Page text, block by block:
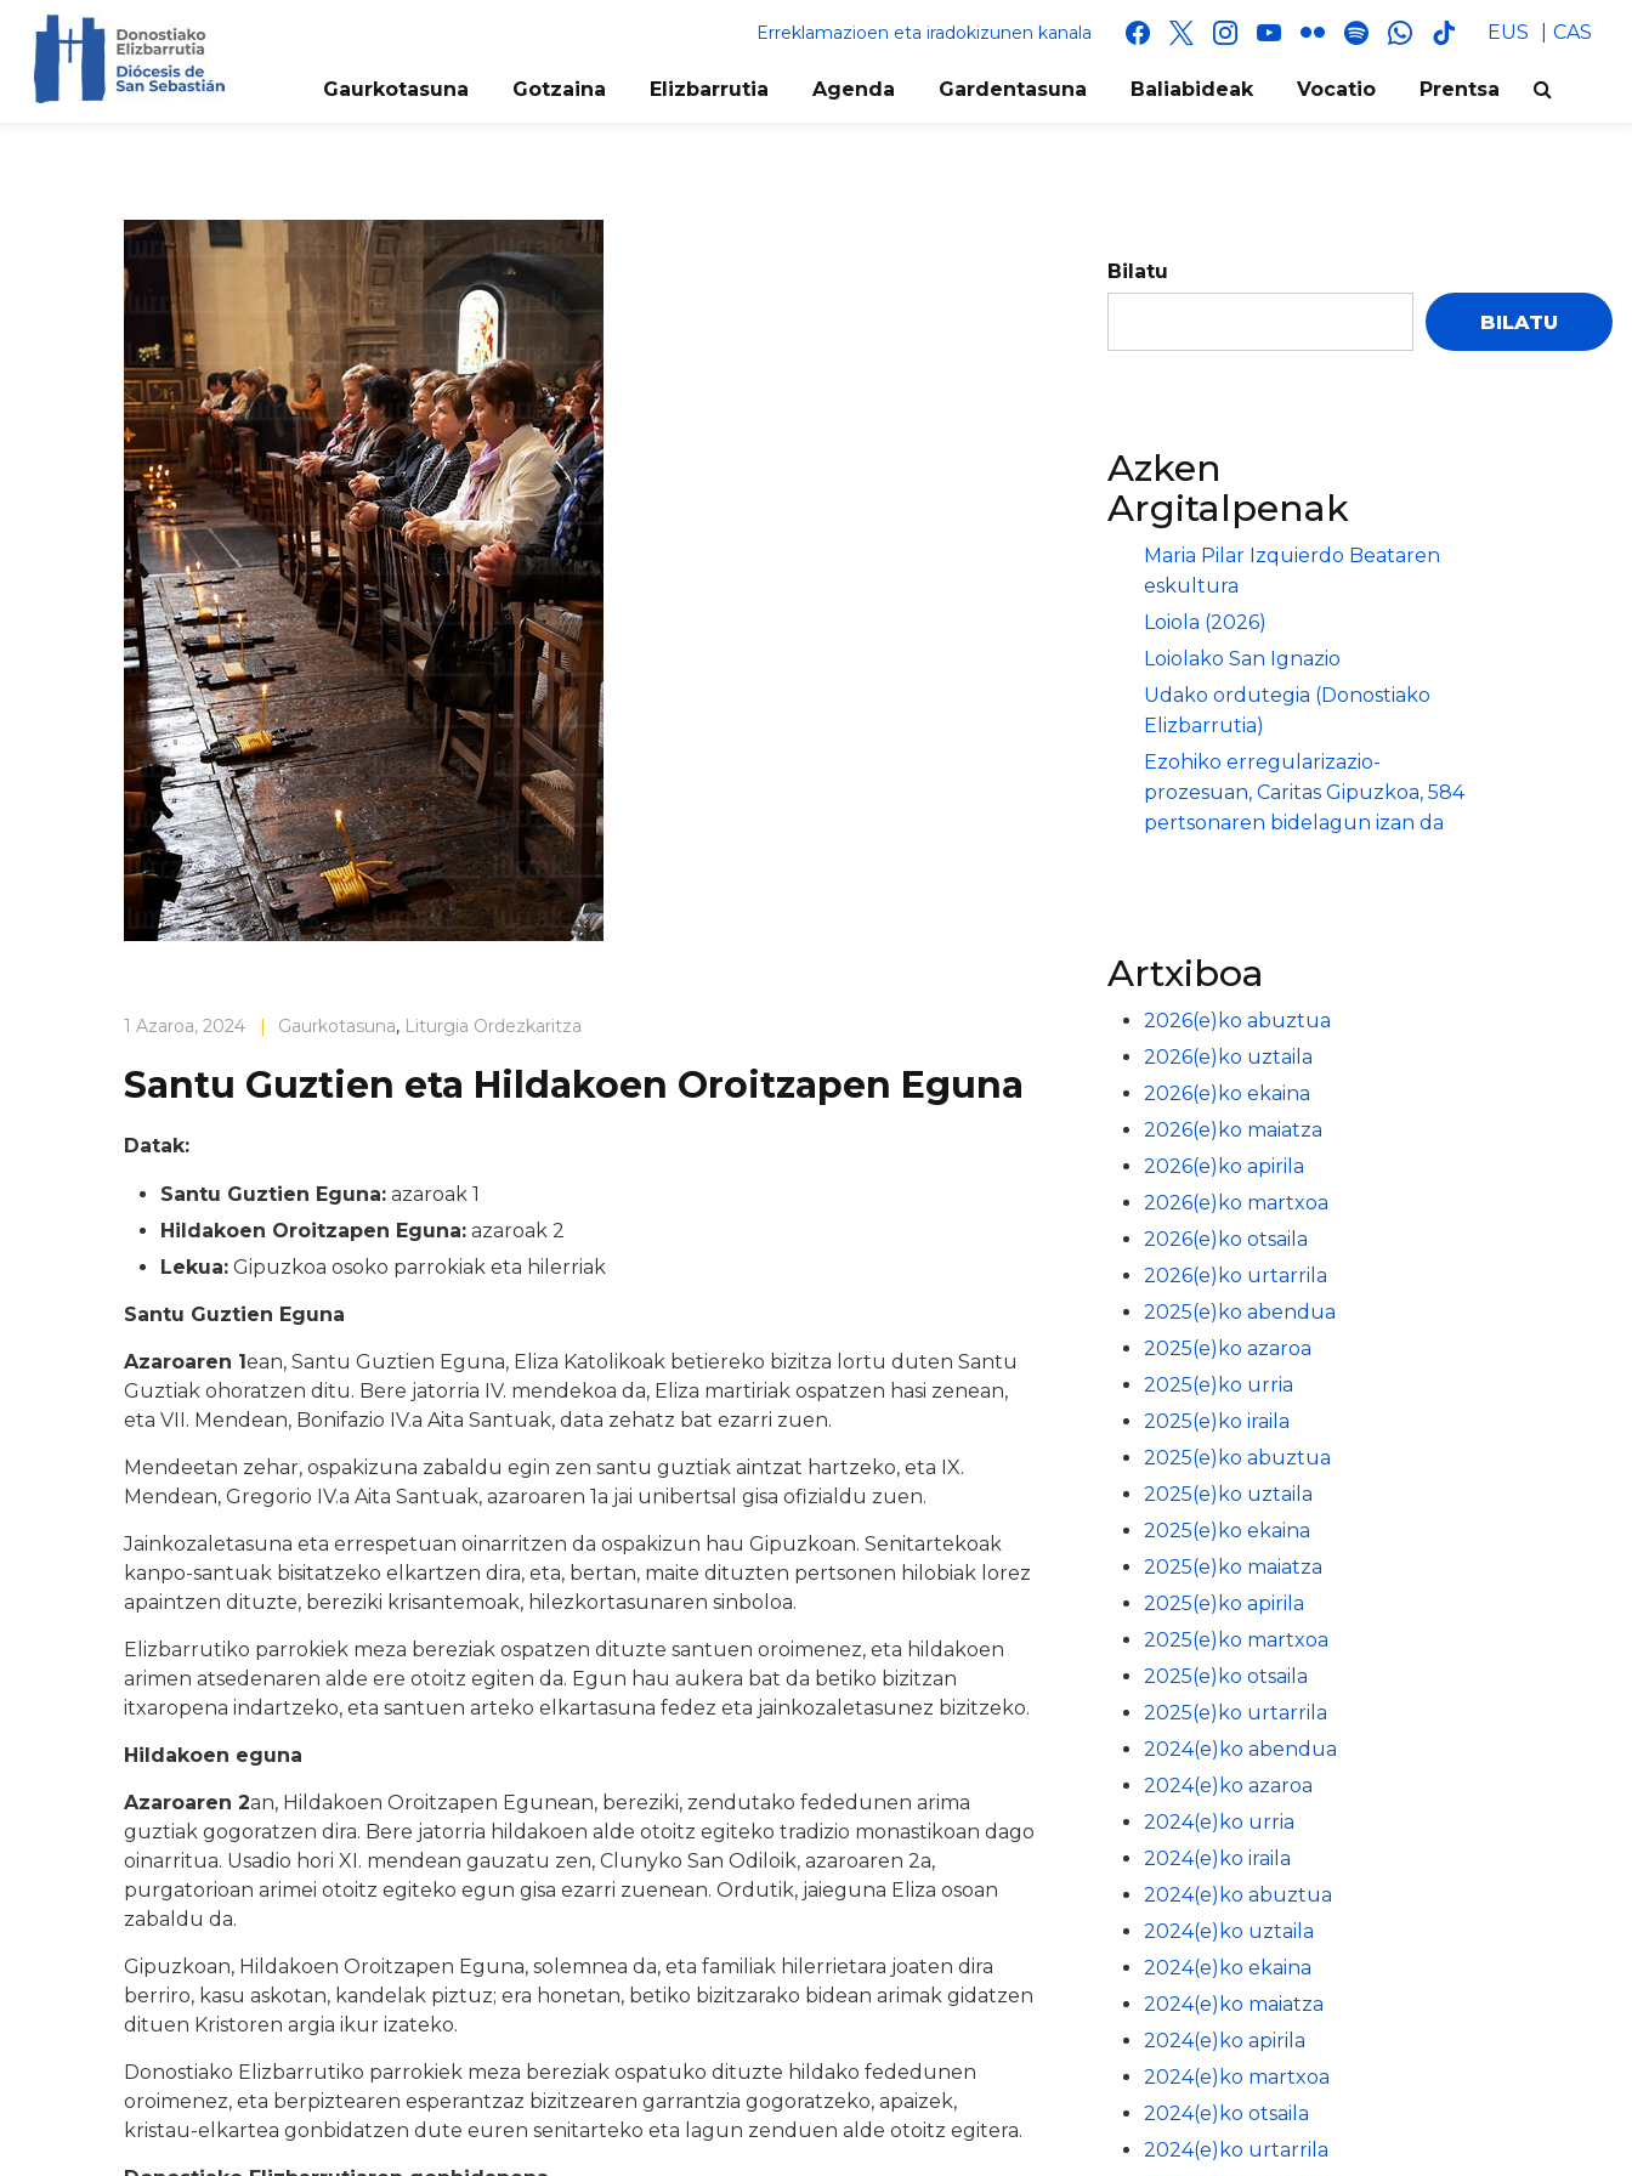
Erreklamazioen eta iradokizunen kanala facebook
x instagram
youtube
flickr spotifywhatsapp
tik
EUS CAS
Gaurkotasuna Gotzaina Elizbarrutia Agenda Gardentasuna Baliabideak Vocatio Prentsa
1 Azaroa, 2024 | Gaurkotasuna, Liturgia Ordezkaritza
Santu Guztien eta Hildakoen Oroitzapen Eguna
Datak:
Santu Guztien Eguna: azaroak 1
Hildakoen Oroitzapen Eguna: azaroak 2
Lekua: Gipuzkoa osoko parrokiak eta hilerriak
Santu Guztien Eguna
Azaroaren 1ean, Santu Guztien Eguna, Eliza Katolikoak betiereko bizitza lortu duten Santu
Guztiak ohoratzen ditu. Bere jatorria IV. mendekoa da, Eliza martiriak ospatzen hasi zenean,
eta VII. Mendean, Bonifazio IV.a Aita Santuak, data zehatz bat ezarri zuen.
Mendeetan zehar, ospakizuna zabaldu egin zen santu guztiak aintzat hartzeko, eta IX.
Mendean, Gregorio IV.a Aita Santuak, azaroaren 1a jai unibertsal gisa ofizialdu zuen.
Jainkozaletasuna eta errespetuan oinarritzen da ospakizun hau Gipuzkoan. Senitartekoak
kanpo-santuak bisitatzeko elkartzen dira, eta, bertan, maite dituzten pertsonen hilobiak lorez
apaintzen dituzte, bereziki krisantemoak, hilezkortasunaren sinboloa.
Elizbarrutiko parrokiek meza bereziak ospatzen dituzte santuen oroimenez, eta hildakoen
arimen atsedenaren alde ere otoitz egiten da. Egun hau aukera bat da betiko bizitzan
itxaropena indartzeko, eta santuen arteko elkartasuna fedez eta jainkozaletasunez bizitzeko.
Hildakoen eguna
Azaroaren 2an, Hildakoen Oroitzapen Egunean, bereziki, zendutako fededunen arima
guztiak gogoratzen dira. Bere jatorria hildakoen alde otoitz egiteko tradizio monastikoan dago
oinarritua. Usadio hori XI. mendean gauzatu zen, Clunyko San Odiloik, azaroaren 2a,
purgatorioan arimei otoitz egiteko egun gisa ezarri zuenean. Ordutik, jaieguna Eliza osoan
zabaldu da.
Gipuzkoan, Hildakoen Oroitzapen Eguna, solemnea da, eta familiak hilerrietara joaten dira
berriro, kasu askotan, kandelak piztuz; era honetan, betiko bizitzarako bidean arimak gidatzen
dituen Kristoren argia ikur izateko.
Donostiako Elizbarrutiko parrokiek meza bereziak ospatuko dituzte hildako fededunen
oroimenez, eta berpiztearen esperantzaz bizitzearen garrantzia gogoratzeko, apaizek,
kristau-elkartea gonbidatzen dute euren senitarteko eta lagun zenduen alde otoitz egitera.
Bilatu
BILATU
Azken
Argitalpenak
Maria Pilar Izquierdo Beataren
eskultura
Loiola (2026)
Loiolako San Ignazio
Udako ordutegia (Donostiako
Elizbarrutia)
Ezohiko erregularizazio-
prozesuan, Caritas Gipuzkoa, 584
pertsonaren bidelagun izan da
Artxiboa
2026(e)ko abuztua
2026(e)ko uztaila
2026(e)ko ekaina
2026(e)ko maiatza
2026(e)ko apirila
2026(e)ko martxoa
2026(e)ko otsaila
2026(e)ko urtarrila
2025(e)ko abendua
2025(e)ko azaroa
2025(e)ko urria
2025(e)ko iraila
2025(e)ko abuztua
2025(e)ko uztaila
2025(e)ko ekaina
2025(e)ko maiatza
2025(e)ko apirila
2025(e)ko martxoa
2025(e)ko otsaila
2025(e)ko urtarrila
2024(e)ko abendua
2024(e)ko azaroa
2024(e)ko urria
2024(e)ko iraila
2024(e)ko abuztua
2024(e)ko uztaila
2024(e)ko ekaina
2024(e)ko maiatza
2024(e)ko apirila
2024(e)ko martxoa
2024(e)ko otsaila
2024(e)ko urtarrila